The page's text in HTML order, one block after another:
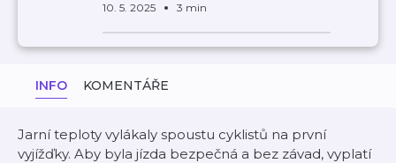
10. 5. 2025 3 min
INFO KOMENTÁŘE
Jarní teploty vylákaly spoustu cyklistů na první
vyjížďky. Aby byla jízda bezpečná a bez závad, vyplatí